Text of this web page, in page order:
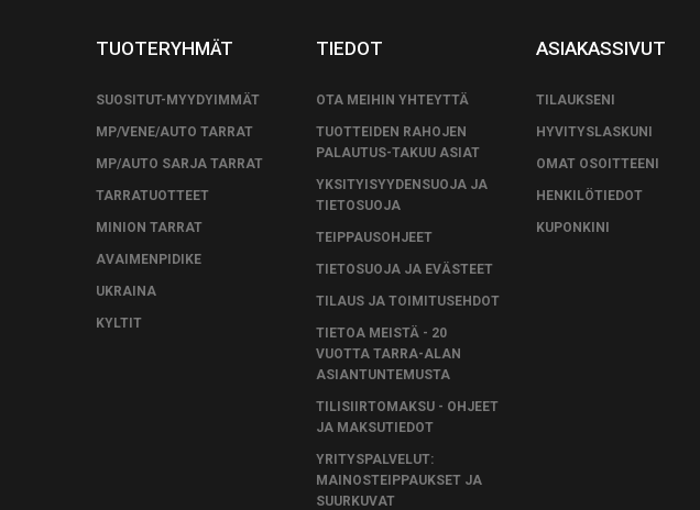
TUOTERYHMÄT
SUOSITUT-MYYDYIMMÄT
MP/VENE/AUTO TARRAT
MP/AUTO SARJA TARRAT
TARRATUOTTEET
MINION TARRAT
AVAIMENPIDIKE
UKRAINA
KYLTIT
TIEDOT
OTA MEIHIN YHTEYTTÄ
TUOTTEIDEN RAHOJEN
PALAUTUS-TAKUU ASIAT
YKSITYISYYDENSUOJA JA
TIETOSUOJA
TEIPPAUSOHJEET
TIETOSUOJA JA EVÄSTEET
TILAUS JA TOIMITUSEHDOT
TIETOA MEISTÄ - 20
VUOTTA TARRA-ALAN
ASIANTUNTEMUSTA
TILISIIRTOMAKSU - OHJEET
JA MAKSUTIEDOT
YRITYSPALVELUT:
MAINOSTEIPPAUKSET JA
SUURKUVAT
ASIAKASSIVUT
TILAUKSENI
HYVITYSLASKUNI
OMAT OSOITTEENI
HENKILÖTIEDOT
KUPONKINI